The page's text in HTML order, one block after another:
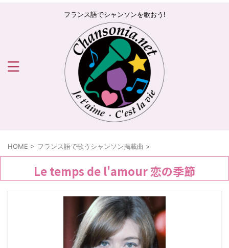
フランス語でシャンソンを歌おう!
HOME > フランス語で歌うシャンソン掲載曲 >
Le temps de l'amour 恋の季節